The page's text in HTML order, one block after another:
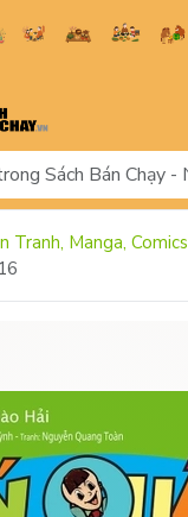
Tranh, Manga, Comics